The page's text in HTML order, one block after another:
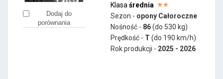
Dodaj do
porównania
Klasa średnia
Sezon - opony Całoroczne
Nośność - 86(do 530 kg)
Prędkość - T (do 190 km/h)
Rok produkcji - 2025 - 2026